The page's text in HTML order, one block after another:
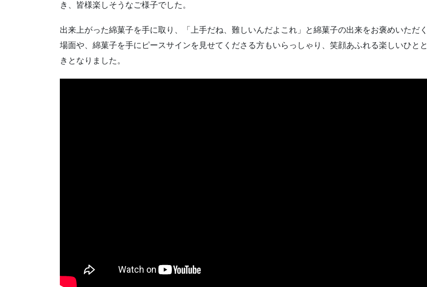
き、皆様楽しそうなご様子でした。
出来上がった綿菓子を手に取り、「上手だね、難しいんだよこれ」と綿菓子の出来をお褒めいただく
場面や、綿菓子を手にピースサインを見せてくださる方もいらっしゃり、笑顔あふれる楽しいひとと
きとなりました。